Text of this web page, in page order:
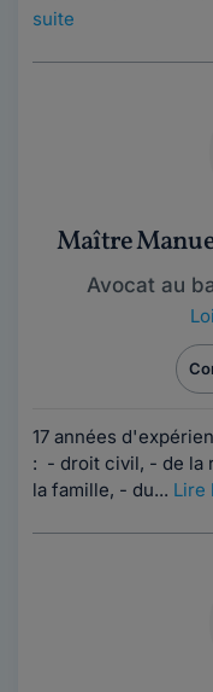
suite
Maître
Avocat au
17 années
: - droit civil, - de la
la famille, - du... Lire